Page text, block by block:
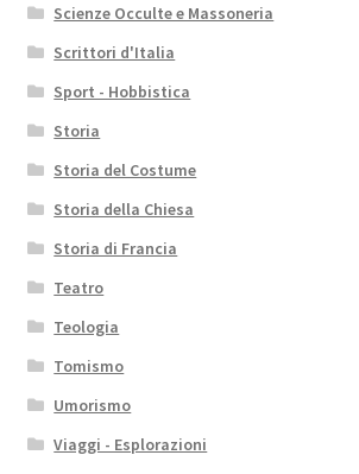
Scienze Occulte e Massoneria
Scrittori d'Italia
Sport - Hobbistica
Storia
Storia del Costume
Storia della Chiesa
Storia di Francia
Teatro
Teologia
Tomismo
Umorismo
Viaggi - Esplorazioni